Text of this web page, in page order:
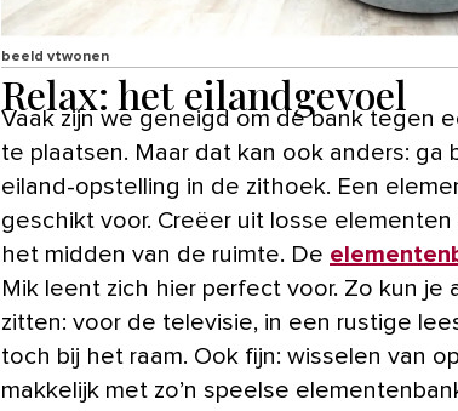
beeld vtwonen
Relax: het eilandgevoel
Vaak zijn we geneigd om de bank tegen
te plaatsen. Maar dat kan ook anders: ga
eiland-opstelling in de zithoek. Een
geschikt voor. Creëer uit losse
het midden van de ruimte. De
Mik leent zich hier perfect voor. Zo kun je
zitten: voor de televisie, in een rustige
toch bij het raam. Ook fijn: wisselen van
makkelijk met zo’n speelse